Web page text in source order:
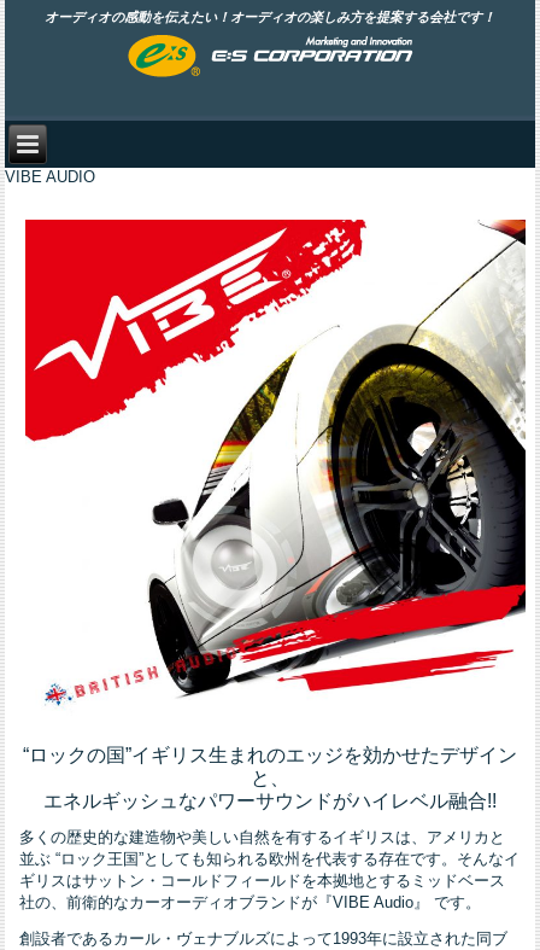
オーディオの感動を伝えたい！オーディオの楽しみ方を提案する会社です！
VIBE AUDIO
“ロックの国”イギリス生まれのエッジを効かせたデザイン
と、
エネルギッシュなパワーサウンドがハイレベル融合!!
多くの歴史的な建造物や美しい自然を有するイギリスは、アメリカと
並ぶ “ロック王国”としても知られる欧州を代表する存在です。そんなイ
ギリスはサットン・コールドフィールドを本拠地とするミッドベース
社の、前衛的なカーオーディオブランドが『VIBE Audio』 です。
創設者であるカール・ヴェナブルズによって1993年に設立された同ブ